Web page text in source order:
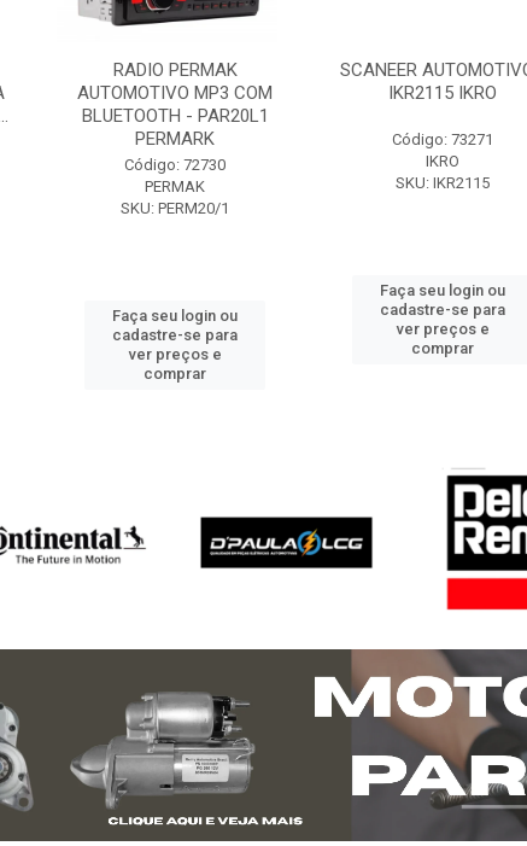
RADIO PERMAK
AUTOMOTIVO MP3 COM
BLUETOOTH - PAR20L1
PERMARK
Código: 72730
PERMAK
SKU: PERM20/1
Faça seu login ou
cadastre-se para
ver preços e
comprar
SCANEER
IKR2115 IKRO
Código: 73271
IKRO
SKU: IKR2115
Faça seu login ou
cadastre-se para
ver preços e
comprar